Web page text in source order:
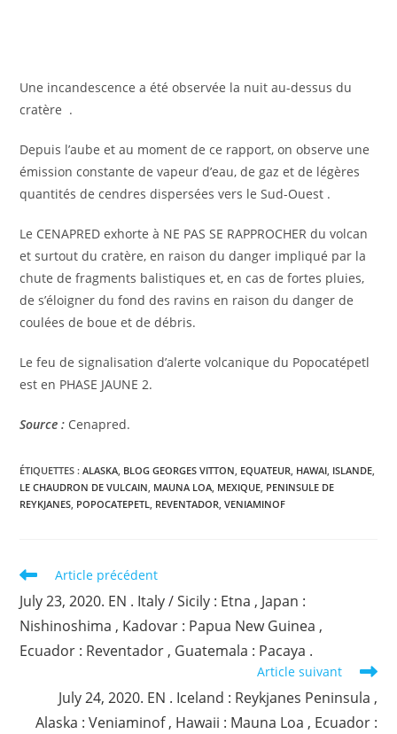
Une incandescence a été observée la nuit au-dessus du
cratère .
Depuis l’aube et au moment de ce rapport, on observe une
émission constante de vapeur d’eau, de gaz et de légères
quantités de cendres dispersées vers le Sud-Ouest .
Le CENAPRED exhorte à NE PAS SE RAPPROCHER du volcan
et surtout du cratère, en raison du danger impliqué par la
chute de fragments balistiques et, en cas de fortes pluies,
de s’éloigner du fond des ravins en raison du danger de
coulées de boue et de débris.
Le feu de signalisation d’alerte volcanique du Popocatépetl
est en PHASE JAUNE 2.
Source : Cenapred.
ÉTIQUETTES :ALASKA, BLOG GEORGES VITTON, EQUATEUR, HAWAI, ISLANDE,
LE CHAUDRON DE VULCAIN, MAUNA LOA, MEXIQUE, PENINSULE DE
REYKJANES, POPOCATEPETL, REVENTADOR, VENIAMINOF
Read
more
articles
Article précédent
July 23, 2020. EN . Italy / Sicily : Etna , Japan :
Nishinoshima , Kadovar : Papua New Guinea ,
Ecuador : Reventador , Guatemala : Pacaya .
Article suivant
July 24, 2020. EN . Iceland : Reykjanes Peninsula ,
Alaska : Veniaminof , Hawaii : Mauna Loa , Ecuador :